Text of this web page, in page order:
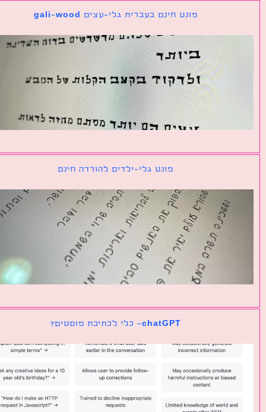
פונט חינם בעברית גלי-עצים gali-wood
פונט גלי-ילדים להורדה חינם
chatGPT- כלי לכתיבת פוסטים?